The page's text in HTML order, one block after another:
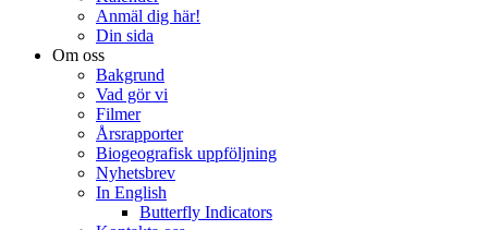
Anmäl dig här!
Din sida
Om oss
Bakgrund
Vad gör vi
Filmer
Årsrapporter
Biogeografisk uppföljning
Nyhetsbrev
In English
Butterfly Indicators